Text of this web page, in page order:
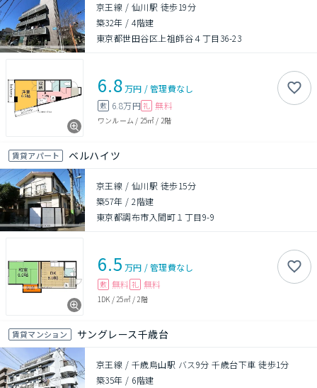
京王線 / 仙川駅 徒歩19分
築32年 /4階建
東京都世田谷区上祖師谷４丁目36-23
6.8万円 /管理費なし
敷 6.8万円 礼 無料
ワンルーム / 25㎡ / 2階
賃貸アパート ベルハイツ
京王線 / 仙川駅 徒歩15分
築57年 /2階建
東京都調布市入間町１丁目9-9
6.5 万円 /管理費なし
敷 無料 礼 無料
1DK / 25㎡/ 2階
賃貸マンション サングレース千歳台
京王線 / 千歳烏山駅 バス9分 千歳台下車 徒歩1分
築35年 / 6階建